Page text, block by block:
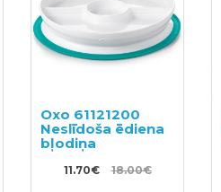
Oxo 61121200
Neslīdoša ēdiena
bļodiņa
11.70€ 18.00€